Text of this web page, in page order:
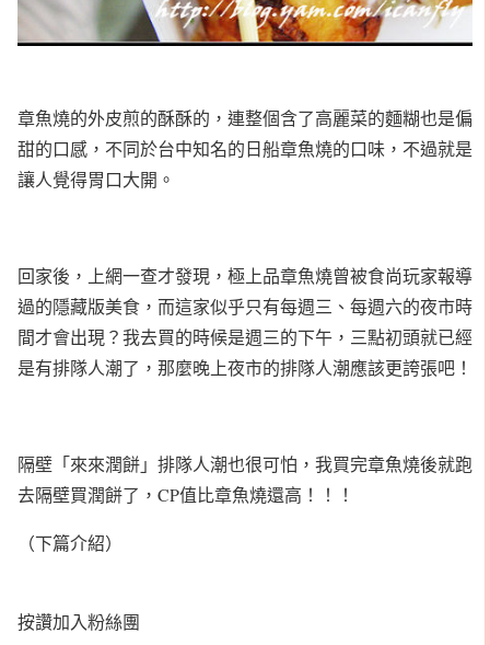
章魚燒的外皮煎的酥酥的，連整個含了高麗菜的麵糊也是偏
甜的口感，不同於台中知名的日船章魚燒的口味，不過就是
讓人覺得胃口大開。
回家後，上網一查才發現，極上品章魚燒曾被食尚玩家報導
過的隱藏版美食，而這家似乎只有每週三、每週六的夜市時
間才會出現？我去買的時候是週三的下午，三點初頭就已經
是有排隊人潮了，那麼晚上夜市的排隊人潮應該更誇張吧！
隔壁「來來潤餅」排隊人潮也很可怕，我買完章魚燒後就跑
去隔壁買潤餅了，CP值比章魚燒還高！！！
（下篇介紹）
按讚加入粉絲團